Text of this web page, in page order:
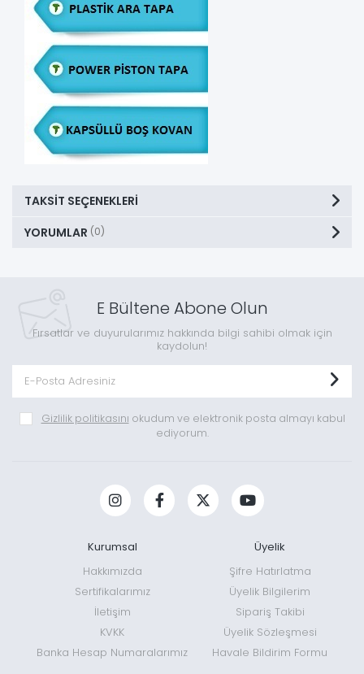
TAKSIT SEÇENEKLERI
YORUMLAR (0)
E Bültene Abone Olun
Fırsatlar ve duyurularımız hakkında bilgi sahibi olmak için
kaydolun!
Gizlilik politikasını okudum ve elektronik posta almayı kabul
ediyorum.
Kurumsal
Hakkımızda
Sertifikalarımız
İletişim
KVKK
Banka Hesap Numaralarımız
Üyelik
Şifre Hatırlatma
Üyelik Bilgilerim
Sipariş Takibi
Üyelik Sözleşmesi
Havale Bildirim Formu